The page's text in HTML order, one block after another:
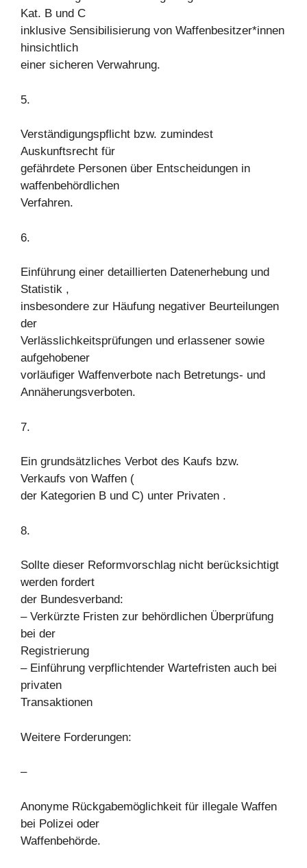
Kat. B und C
inklusive Sensibilisierung von Waffenbesitzer*innen
hinsichtlich
einer sicheren Verwahrung.
5.
Verständigungspflicht bzw. zumindest
Auskunftsrecht für
gefährdete Personen über Entscheidungen in
waffenbehördlichen
Verfahren.
6.
Einführung einer detaillierten Datenerhebung und
Statistik ,
insbesondere zur Häufung negativer Beurteilungen
der
Verlässlichkeitsprüfungen und erlassener sowie
aufgehobener
vorläufiger Waffenverbote nach Betretungs- und
Annäherungsverboten.
7.
Ein grundsätzliches Verbot des Kaufs bzw.
Verkaufs von Waffen (
der Kategorien B und C) unter Privaten .
8.
Sollte dieser Reformvorschlag nicht berücksichtigt
werden fordert
der Bundesverband:
– Verkürzte Fristen zur behördlichen Überprüfung
bei der
Registrierung
– Einführung verpflichtender Wartefristen auch bei
privaten
Transaktionen
Weitere Forderungen:
–
Anonyme Rückgabemöglichkeit für illegale Waffen
bei Polizei oder
Waffenbehörde.